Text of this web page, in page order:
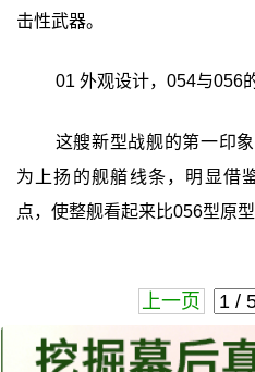
击性武器。
01 外观设计，054与056
这艘新型战舰的第一印
为上扬的舰艏线条，明显借
点，使整舰看起来比056型原型
上一页